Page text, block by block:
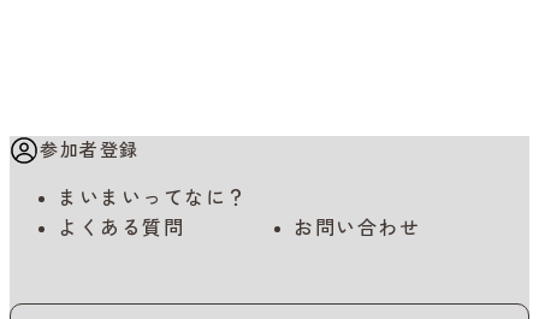
参加者登録
まいまいってなに？
よくある質問
お問い合わせ